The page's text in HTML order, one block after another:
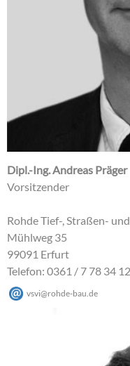
Dipl.-Ing. Andreas Präger
Vorsitzender
Rohde Tief-, Straßen-
Mühlweg 35
99091 Erfurt
Telefon: 0361 / 7 78 34 12
vsvi@rohde-bau de